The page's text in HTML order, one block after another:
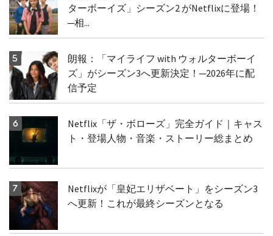
ターボーイズ」シーズン2 がNetflixに登場！
─相...
朗報：「マイライフ with ウォルターボーイ
ズ」がシーズン3へ更新決定！─2026年に配
信予定
Netflix「ザ・ボローズ」完全ガイド｜キャス
ト・登場人物・音楽・ストーリー総まとめ
Netflixが「皇妃エリザベート」をシーズン3
へ更新！これが最終シーズンとなる